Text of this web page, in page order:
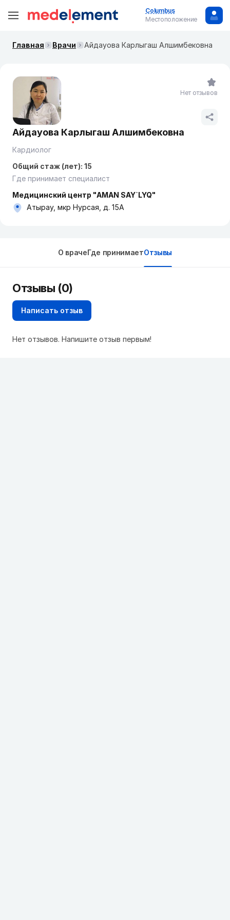
Columbus
Местоположение
Главная Врачи Айдауова Карлыгаш Алшимбековна
Айдауова Карлыгаш Алшимбековна
Кардиолог
Общий стаж (лет): 15
Где принимает специалист
Медицинский центр "AMAN SAY`LYQ"
Атырау, мкр Нурсая, д. 15А
Нет отзывов
О врачеГде принимаетОтзывы
Отзывы (0)
Написать отзыв
Нет отзывов. Напишите отзыв первым!